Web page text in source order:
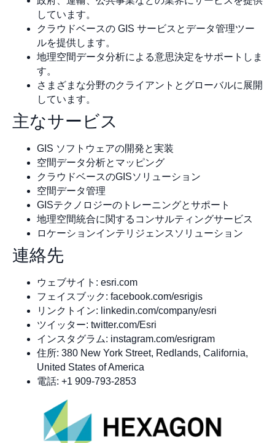
しています。
クラウドベースの GIS サービスとデータ管理ツー
ルを提供します。
地理空間データ分析による意思決定をサポートしま
す。
さまざまな分野のクライアントとグローバルに展開
しています。
主なサービス
GIS ソフトウェアの開発と実装
空間データ分析とマッピング
クラウドベースのGISソリューション
空間データ管理
GISテクノロジーのトレーニングとサポート
地理空間統合に関するコンサルティングサービス
ロケーションインテリジェンスソリューション
連絡先
ウェブサイト: esri.com
フェイスブック: facebook.com/esrigis
リンクトイン: linkedin.com/company/esri
ツイッター: twitter.com/Esri
インスタグラム: instagram.com/esrigram
住所: 380 New York Street, Redlands, California,
United States of America
電話: +1 909-793-2853